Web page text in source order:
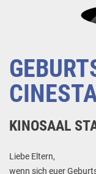
KINOSAAL
Liebe Eltern,
wenn sich euer